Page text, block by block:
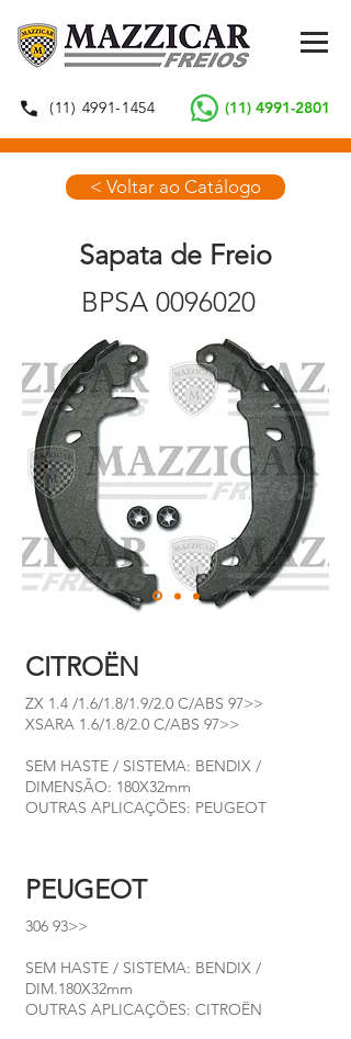
(11) 4991-1454 (11) 4991-2801
< Voltar ao Catálogo
Sapata de Freio
BPSA 0096020
CITROËN
ZX 1.4 /1.6/1.8/1.9/2.0 C/ABS 97>>
XSARA 1.6/1.8/2.0 C/ABS 97>>
SEM HASTE / SISTEMA: BENDIX /
DIMENSÃO: 180X32mm
OUTRAS APLICAÇÕES: PEUGEOT
PEUGEOT
306 93>>
SEM HASTE / SISTEMA: BENDIX /
DIM.180X32mm
OUTRAS APLICAÇÕES: CITROËN